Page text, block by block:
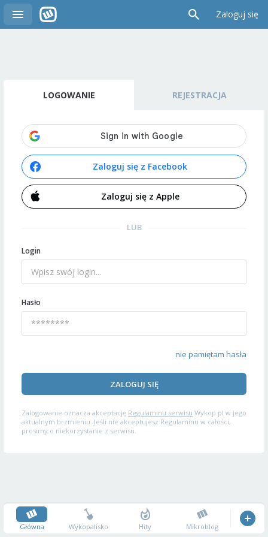
Zaloguj się
LOGOWANIE REJESTRACJA
Zaloguj się z Facebook
Zaloguj się z Apple
LUB
Login
Hasło
nie pamiętam hasła
ZALOGUJ SIĘ
Zalogowanie oznacza akceptację Regulaminu serwisu Wykop.pl w jego
aktualnym brzmieniu. Jeśli nie akceptujesz Regulaminu w całości,
prosimy o niekorzystanie z serwisu.
Główna Wykopalisko Hity Mikroblog